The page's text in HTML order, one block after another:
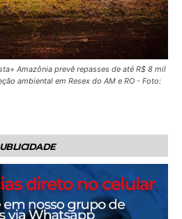
Amazônia prevê repasses de até R$ 8 mil
ambiental em Resex do AM e RO - Foto: